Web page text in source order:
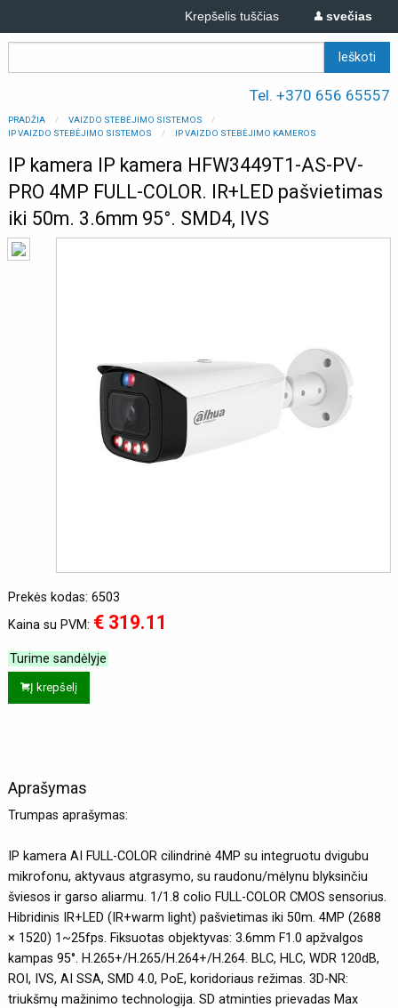
svečias
Krepšelis tuščias
Tel. +370 656 65557
PRADŽIA
VAIZDO STEBĖJIMO SISTEMOS
IP VAIZDO STEBĖJIMO SISTEMOS
IP VAIZDO STEBĖJIMO KAMEROS
IP kamera IP kamera HFW3449T1-AS-PV-
PRO 4MP FULL-COLOR. IR+LED pašvietimas
iki 50m. 3.6mm 95°. SMD4, IVS
Prekės kodas: 6503
Kaina su PVM: € 319.11
Turime sandėlyje
Į krepšelį
Aprašymas
Trumpas aprašymas:
IP kamera AI FULL-COLOR cilindrinė 4MP su integruotu dvigubu
mikrofonu, aktyvaus atgrasymo, su raudonu/mėlynu blyksinčiu
šviesos ir garso aliarmu. 1/1.8 colio FULL-COLOR CMOS sensorius.
Hibridinis IR+LED (IR+warm light) pašvietimas iki 50m. 4MP (2688
× 1520) 1~25fps. Fiksuotas objektyvas: 3.6mm F1.0 apžvalgos
kampas 95°. H.265+/H.265/H.264+/H.264. BLC, HLC, WDR 120dB,
ROI, IVS, AI SSA, SMD 4.0, PoE, koridoriaus režimas. 3D-NR:
triukšmų mažinimo technologija. SD atminties prievadas Max